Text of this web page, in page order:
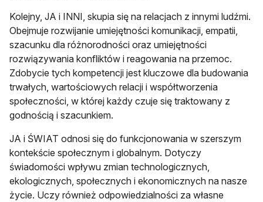
Kolejny, JA i INNI, skupia się na relacjach z innymi ludźmi.
Obejmuje rozwijanie umiejętności komunikacji, empatii,
szacunku dla różnorodności oraz umiejętności
rozwiązywania konfliktów i reagowania na przemoc.
Zdobycie tych kompetencji jest kluczowe dla budowania
trwałych, wartościowych relacji i współtworzenia
społeczności, w której każdy czuje się traktowany z
godnością i szacunkiem.
JA i ŚWIAT odnosi się do funkcjonowania w szerszym
kontekście społecznym i globalnym. Dotyczy
świadomości wpływu zmian technologicznych,
ekologicznych, społecznych i ekonomicznych na nasze
życie. Uczy również odpowiedzialności za własne